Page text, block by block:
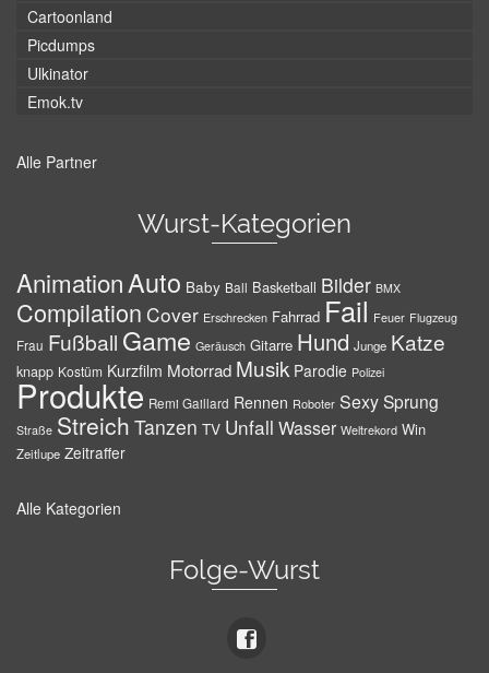
Cartoonland
Picdumps
Ulkinator
Emok.tv
Alle Partner
Wurst-Kategorien
AnimationAuto Baby Ball Basketball Bilder BMX
Compilation Cover Erschrecken Fahrrad Fail Feuer Flugzeug
Frau Fußball Game Geräusch Gitarre Hund Junge Katze
knapp Kostüm Kurzfilm Motorrad Musik Parodie Polizei
Produkte Remi Gaillard Rennen Roboter SexySprung
Straße Streich Tanzen TV Unfall Wasser Weltrekord Win
Zeitlupe Zeitraffer
Alle Kategorien
Folge-Wurst